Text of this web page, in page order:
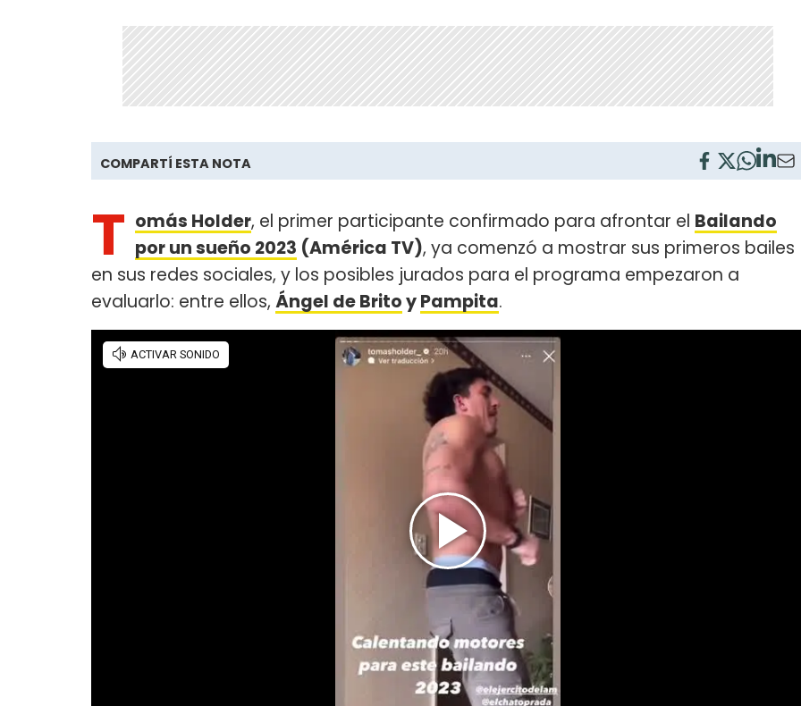
COMPARTÍ ESTA NOTA
T omás Holder, el primer participante confirmado para afrontar el Bailando
por un sueño 2023 (América TV), ya comenzó a mostrar sus primeros bailes
en sus redes sociales, y los posibles jurados para el programa empezaron a
evaluarlo: entre ellos, Ángel de BritoyPampita.